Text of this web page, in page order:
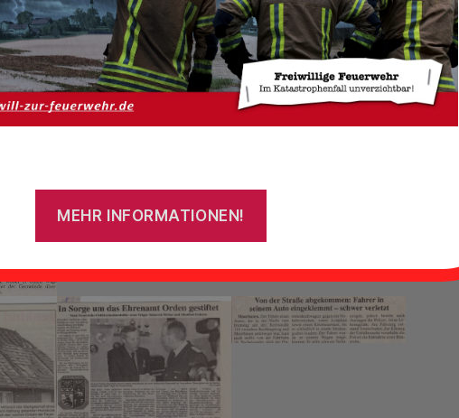
MEHR INFORMATIONEN!